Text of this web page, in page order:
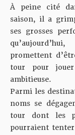
À peine cité
saison, il a
ses grosses
promettent
tour pour
ambitieuse.
Parmi les
noms se
tour dont les
pourraient